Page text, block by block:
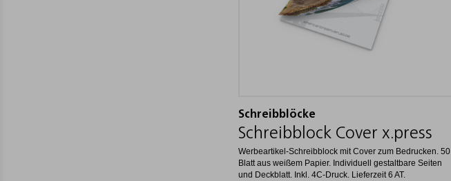
Schreibblöcke
Schreibblock Cover x.press
Werbeartikel-Schreibblock mit Cover zum Bedrucken. 50
Blatt aus weißem Papier. Individuell gestaltbare Seiten
und Deckblatt. Inkl. 4C-Druck. Lieferzeit 6 AT.